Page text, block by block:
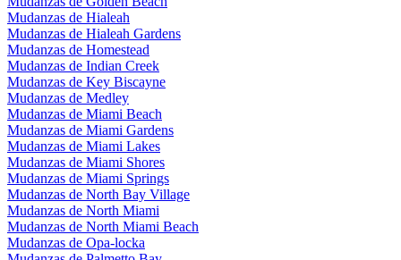
Mudanzas de Hialeah
Mudanzas de Hialeah Gardens
Mudanzas de Homestead
Mudanzas de Indian Creek
Mudanzas de Key Biscayne
Mudanzas de Medley
Mudanzas de Miami Beach
Mudanzas de Miami Gardens
Mudanzas de Miami Lakes
Mudanzas de Miami Shores
Mudanzas de Miami Springs
Mudanzas de North Bay Village
Mudanzas de North Miami
Mudanzas de North Miami Beach
Mudanzas de Opa-locka